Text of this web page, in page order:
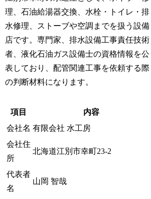
理、石油給湯器交換、水栓・トイレ・排
水修理、ストーブや空調までを扱う設備
店です。専門家、排水設備工事責任技術
者、液化石油ガス設備士の資格情報を公
表しており、配管関連工事を依頼する際
の判断材料になります。
項目
内容
会社名 有限会社 水工房
会社住
所
北海道江別市幸町23-2
代表者
名
山岡 智哉